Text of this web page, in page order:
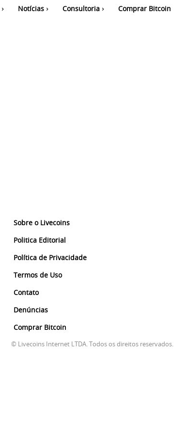
Notícias Consultoria Comprar Bitcoin
Sobre o Livecoins
Politica Editorial
Política de Privacidade
Termos de Uso
Contato
Denúncias
Comprar Bitcoin
© Livecoins Internet LTDA. Todos os direitos reservados.